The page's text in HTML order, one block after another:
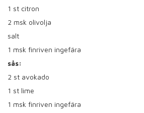
1 st citron
2 msk olivolja
salt
1 msk finriven ingefära
sås:
2 st avokado
1 st lime
1 msk finriven ingefära